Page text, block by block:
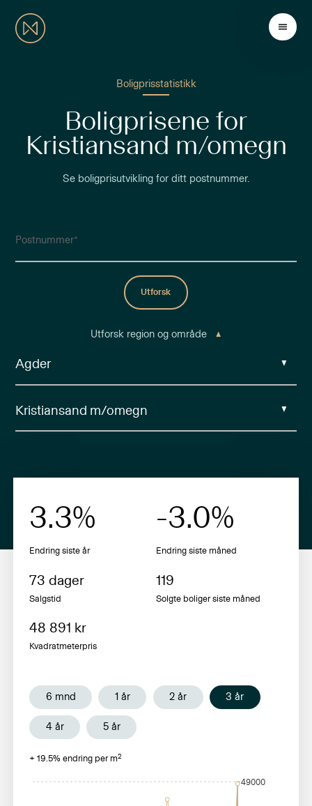
Boligprisstatistikk
Boligprisene for
Kristiansand m/omegn
Se boligprisutvikling for ditt postnummer.
Postnummer
Utforsk
Utforsk region og område
3.3%
Endring siste år
-3.0%
Endring siste måned
73 dager
Salgstid
119
Solgte boliger siste måned
48 891 kr
Kvadratmeterpris
6 mnd 1 år 2 år 3 år
4 år 5 år
+19.5% endring per m2
49000